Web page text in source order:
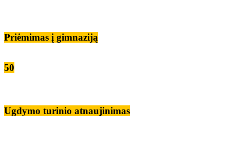
Priėmimas į gimnaziją
50
Ugdymo turinio atnaujinimas